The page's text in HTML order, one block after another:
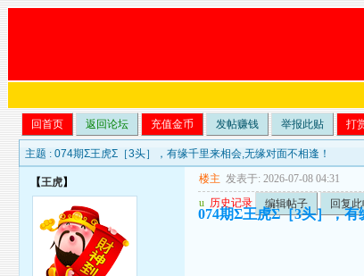
回首页 返回论坛 充值金币 发帖赚钱 举报此贴 打
主题 :074期Σ王虎Σ［3头］，有缘千里来相会,无缘对面不相逢！
【王虎】 楼主 发表于: 2026-07-08 04:31
u 历史记录 编辑帖子 回复
074期Σ王虎Σ［3头］，有